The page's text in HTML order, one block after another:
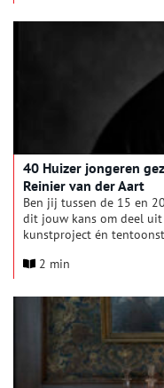
meisje? En wie waren
hoogleraar
Amsterdam, deed
40 Huizer jongeren
Reinier van der Aart
Ben jij tussen de 15 en
dit jouw kans om deel
kunstproject én
veertig Huizer meisjes
Aart op 11 en 12 april in
2 min